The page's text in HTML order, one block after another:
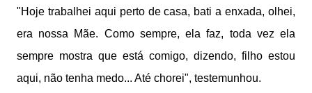
"Hoje trabalhei aqui perto de casa, bati a enxada, olhei,
era nossa Mãe. Como sempre, ela faz, toda vez ela
sempre mostra que está comigo, dizendo, filho estou
aqui, não tenha medo... Até chorei", testemunhou.